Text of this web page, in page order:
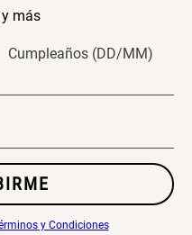
más
Cumpleaños (DD/MM)
y Condiciones